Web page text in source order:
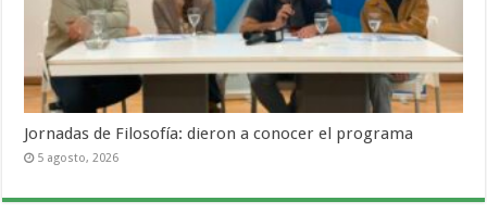
Jornadas de Filosofía: dieron a conocer el programa
5 agosto, 2026